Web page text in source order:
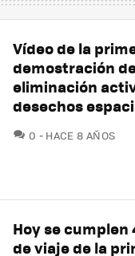
Vídeo de la
demostración
eliminación
desechos
0 COMENTARIOS
HACE 8 AÑOS
Hoy se cumplen
de viaje de la